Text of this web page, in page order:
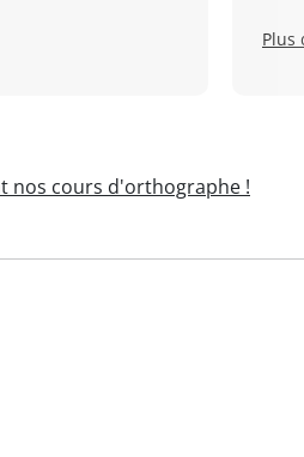
Plus
nos cours d'orthographe !